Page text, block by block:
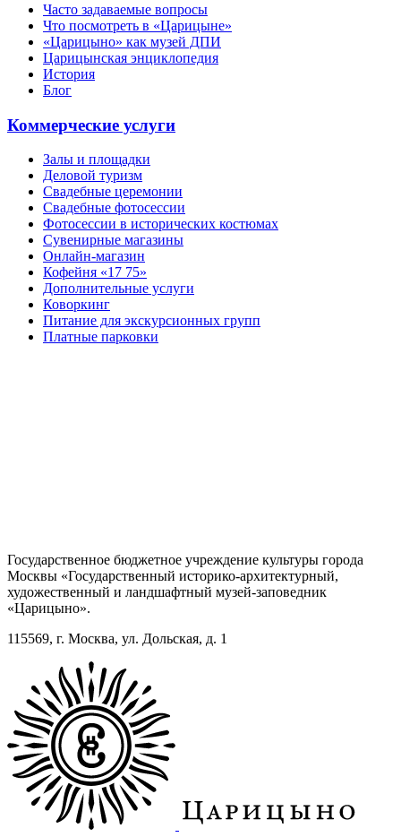
Часто задаваемые вопросы
Что посмотреть в «Царицыне»
«Царицыно» как музей ДПИ
Царицынская энциклопедия
История
Блог
Коммерческие услуги
Залы и площадки
Деловой туризм
Свадебные церемонии
Свадебные фотосессии
Фотосессии в исторических костюмах
Сувенирные магазины
Онлайн-магазин
Кофейня «17 75»
Дополнительные услуги
Коворкинг
Питание для экскурсионных групп
Платные парковки
Государственное бюджетное учреждение культуры города
Москвы «Государственный историко-архитектурный,
художественный и ландшафтный музей-заповедник
«Царицыно».
115569, г. Москва, ул. Дольская, д. 1